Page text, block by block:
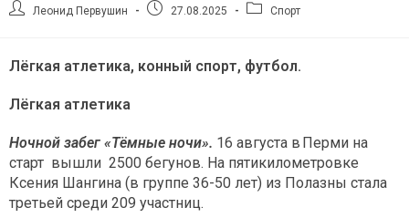
АвторЛеонид Первушин
Запись27.08.2025
Рубрика
Спорт
Лёгкая атлетика, конный спорт, футбол.
Лёгкая атлетика
Ночной забег «Тёмные ночи». 16 августа в Перми на
старт вышли 2500 бегунов. На пятикилометровке
Ксения Шангина (в группе 36-50 лет) из Полазны стала
третьей среди 209 участниц.